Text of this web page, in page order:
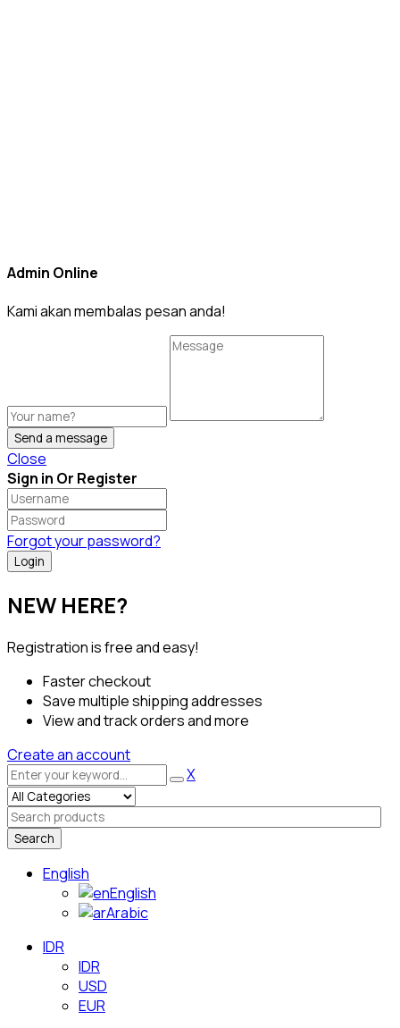
Admin Online
Kami akan membalas pesan anda!
Send a message
Close
Sign in Or Register
Forgot your password?
NEW HERE?
Registration is free and easy!
Faster checkout
Save multiple shipping addresses
View and track orders and more
Create an account
X
Search
English
English
Arabic
IDR
IDR
USD
EUR